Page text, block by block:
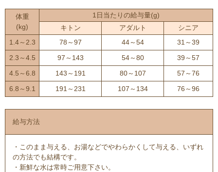
体重
(kg)
1日当たりの給与量(g)
キトン
アダルト
シニア
1.4～2.3
78～97 44～54
31～39
2.3～4.5
97～143 54～80
39～57
4.5～6.8
143～191 80～107
57～76
6.8～9.1
191～231 107～134 76～96
給与方法
・このまま与える、お湯などでやわらかくして与える、いずれ
の方法でも結構です。
・新鮮な水は常時ご用意下さい。